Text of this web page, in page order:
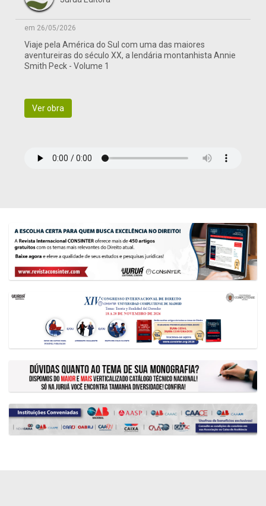
em 26/05/2026
Viaje pela América do Sul com uma das maiores
aventureiras do século XX, a lendária montanhista Annie
Smith Peck - Volume 1
Ver obra